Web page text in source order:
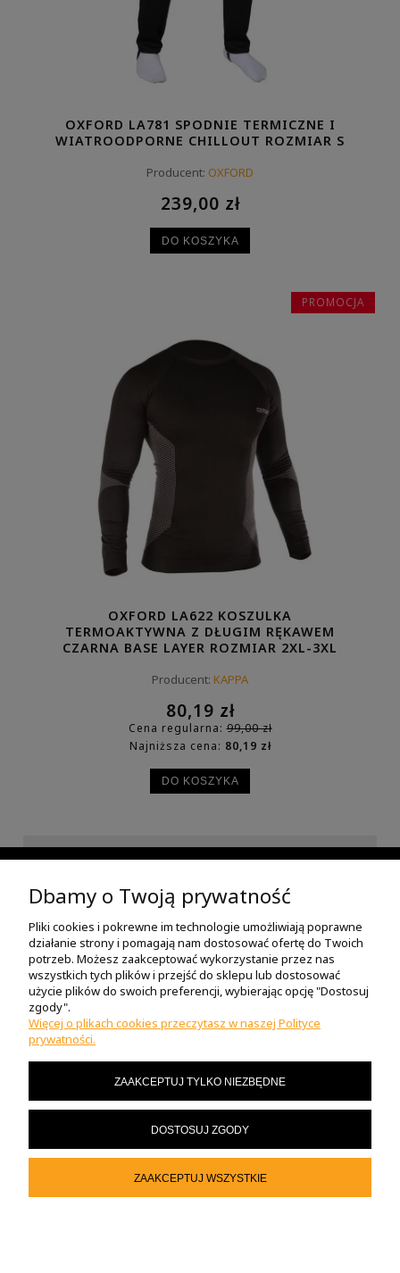
OXFORD LA781 SPODNIE TERMICZNE I
WIATROODPORNE CHILLOUT ROZMIAR S
Producent: OXFORD
239,00 zł
DO KOSZYKA
OXFORD LA622 KOSZULKA
TERMOAKTYWNA Z DŁUGIM RĘKAWEM
CZARNA BASE LAYER ROZMIAR 2XL-3XL
Producent: KAPPA
80,19 zł
Cena regularna:99,00 zł
Najniższa cena: 80,19 zł
DO KOSZYKA
PROMOCJA
POMOC
O NAS
MASZ PYTANIA?
Dbamy o Twoją prywatność
Pliki cookies i pokrewne im technologie umożliwiają poprawne
działanie strony i pomagają nam dostosować ofertę do Twoich
potrzeb. Możesz zaakceptować wykorzystanie przez nas
wszystkich tych plików i przejść do sklepu lub dostosować
użycie plików do swoich preferencji, wybierając opcję "Dostosuj
zgody".
Więcej o plikach cookies przeczytasz w naszej Polityce
prywatności.
ZAAKCEPTUJ TYLKO NIEZBĘDNE
DOSTOSUJ ZGODY
ZAAKCEPTUJ WSZYSTKIE